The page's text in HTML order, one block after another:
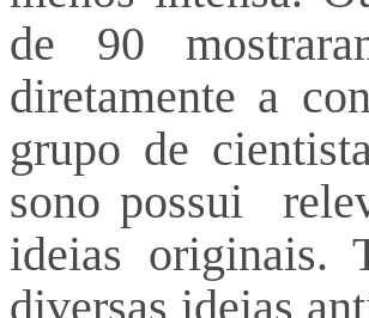
de 90
diretamente a
grupo de
sono possui
ideias originais.
diversas ideias